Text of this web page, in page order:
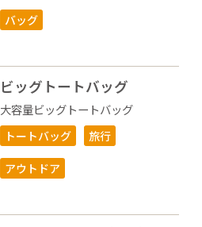
バッグ
ビッグトートバッグ
大容量ビッグトートバッグ
トートバッグ 旅行
アウトドア